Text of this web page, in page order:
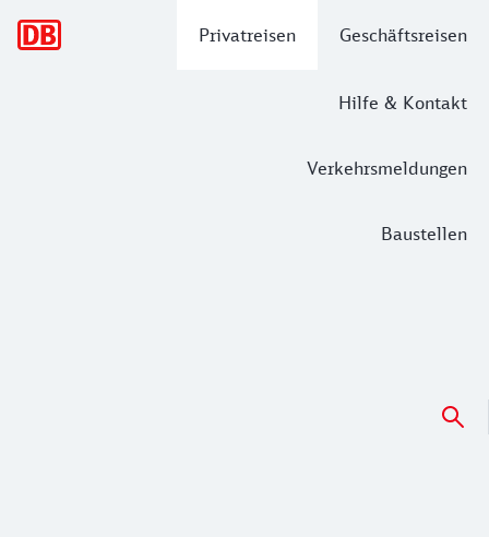
Privatreisen Geschäftsreisen
Hilfe & Kontakt
Verkehrsmeldungen
Baustellen